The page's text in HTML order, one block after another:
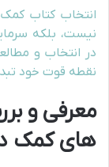
انتخاب کتاب
نیست، بلکه
در انتخاب و
نقطه قوت خود
معرفی و
های کمک